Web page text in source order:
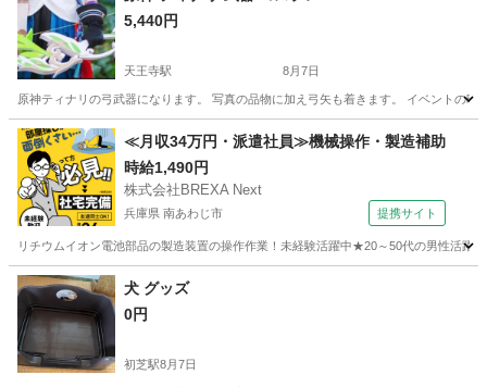
5,440円
天王寺駅 8月7日
原神ティナリの弓武器になります。 写真の品物に加え弓矢も着きます。 イベントの
大阪 大阪市 天王寺駅 その他 弓矢
≪月収34万円・派遣社員≫機械操作・製造補助
時給1,490円
株式会社BREXA Next
兵庫県 南あわじ市 提携サイト
リチウムイオン電池部品の製造装置の操作作業！未経験活躍中★20～50代の男性活
兵庫 南あわじ市 その他
犬 グッズ
0円
初芝駅8月7日